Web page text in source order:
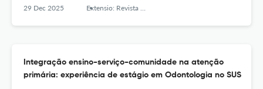
29 Dec 2025 Extensio: Revista Eletrônica de Extensão
Integração ensino-serviço-comunidade na atenção
primária: experiência de estágio em Odontologia no SUS